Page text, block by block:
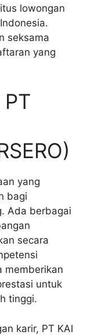
lowongan
seksama
yang
yang
bagi
Ada berbagai
secara
memberikan
untuk
tinggi.
karir, PT KAI